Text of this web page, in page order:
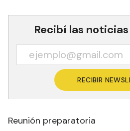
Recibí las
RECIBIR
Reunión preparatoria